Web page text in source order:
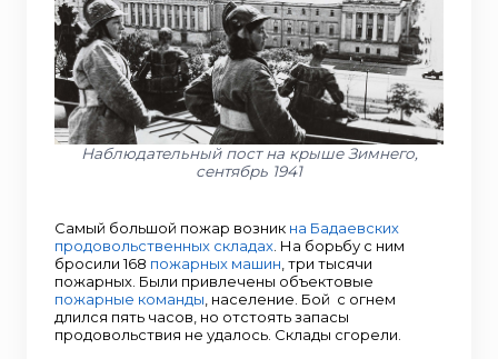
Наблюдательный пост на крыше Зимнего,
сентябрь 1941
Самый большой пожар возник на Бадаевских
продовольственных складах . На борьбу с ним
бросили 168 пожарных машин , три тысячи
пожарных. Были привлечены объектовые
пожарные команды , население. Бой с огнем
длился пять часов, но отстоять запасы
продовольствия не удалось. Склады сгорели.